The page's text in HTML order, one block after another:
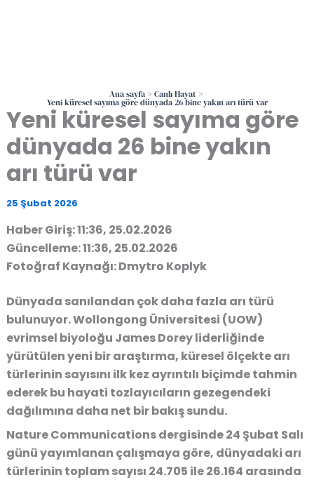
Ana sayfa Canlı Hayat
Yeni küresel sayıma göre dünyada 26 bine yakın arı türü var
Yeni küresel sayıma göre
dünyada 26 bine yakın
arı türü var
25 Şubat 2026
Haber Giriş: 11:36, 25.02.2026
Güncelleme: 11:36, 25.02.2026
Fotoğraf Kaynağı: Dmytro Koplyk
Dünyada sanılandan çok daha fazla arı türü
bulunuyor. Wollongong Üniversitesi (UOW)
evrimsel biyoloğu James Dorey liderliğinde
yürütülen yeni bir araştırma, küresel ölçekte arı
türlerinin sayısını ilk kez ayrıntılı biçimde tahmin
ederek bu hayati tozlayıcıların gezegendeki
dağılımına daha net bir bakış sundu.
Nature Communications dergisinde 24 Şubat Salı
günü yayımlanan çalışmaya göre, dünyadaki arı
türlerinin toplam sayısı 24.705 ile 26.164 arasında